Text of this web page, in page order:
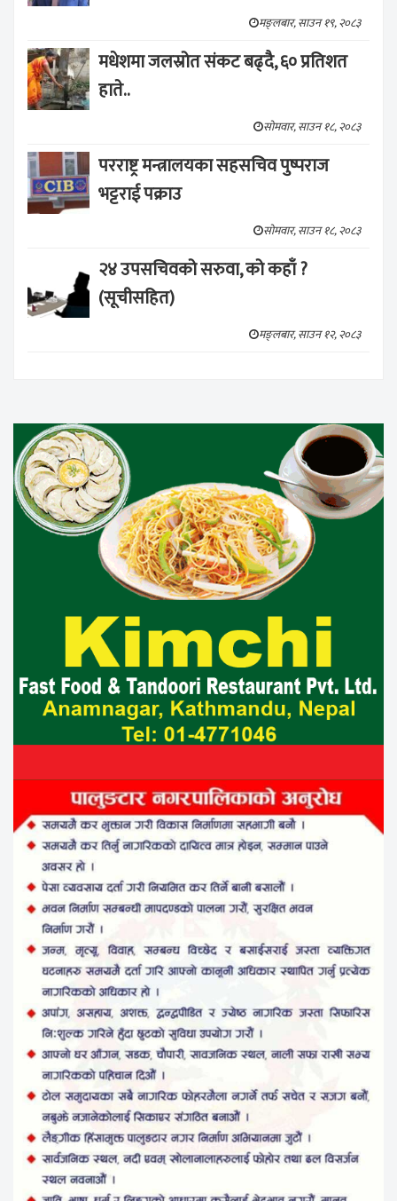
मङ्लबार, साउन १९, २०८३
मधेशमा जलस्रोत संकट बढ्दै, ६० प्रतिशत
हाते..
सोमवार, साउन १८, २०८३
परराष्ट्र मन्त्रालयका सहसचिव पुष्पराज
भट्टराई पक्राउ
सोमवार, साउन १८, २०८३
२४ उपसचिवको सरुवा, को कहाँ ?
(सूचीसहित)
मङ्लबार, साउन १२, २०८३